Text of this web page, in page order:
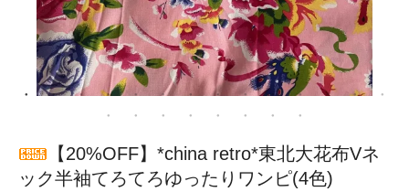
【20%OFF】*china retro*東北大花布Vネ
ック半袖てろてろゆったりワンピ(4色)